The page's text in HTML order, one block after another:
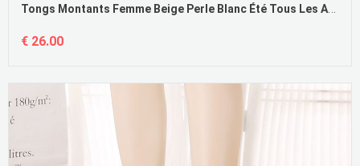
Tongs Montants Femme Beige Perle Blanc Été Tous Les Assortis Plates
€ 26.00